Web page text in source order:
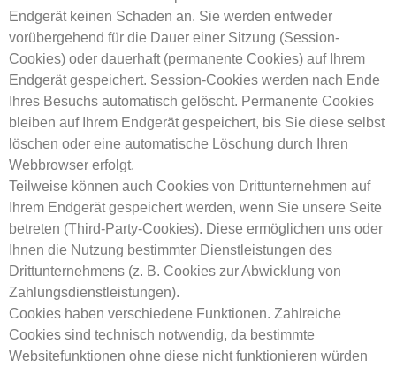
Endgerät keinen Schaden an. Sie werden entweder
vorübergehend für die Dauer einer Sitzung (Session-
Cookies) oder dauerhaft (permanente Cookies) auf Ihrem
Endgerät gespeichert. Session-Cookies werden nach Ende
Ihres Besuchs automatisch gelöscht. Permanente Cookies
bleiben auf Ihrem Endgerät gespeichert, bis Sie diese selbst
löschen oder eine automatische Löschung durch Ihren
Webbrowser erfolgt.
Teilweise können auch Cookies von Drittunternehmen auf
Ihrem Endgerät gespeichert werden, wenn Sie unsere Seite
betreten (Third-Party-Cookies). Diese ermöglichen uns oder
Ihnen die Nutzung bestimmter Dienstleistungen des
Drittunternehmens (z. B. Cookies zur Abwicklung von
Zahlungsdienstleistungen).
Cookies haben verschiedene Funktionen. Zahlreiche
Cookies sind technisch notwendig, da bestimmte
Websitefunktionen ohne diese nicht funktionieren würden